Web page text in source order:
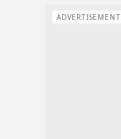
ADVERTISEMENT